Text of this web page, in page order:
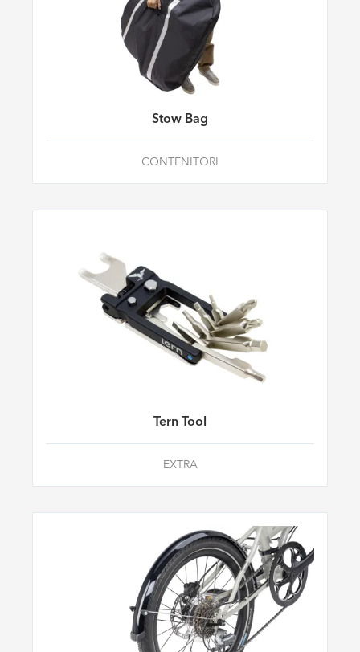
Stow Bag
CONTENITORI
Tern Tool
EXTRA